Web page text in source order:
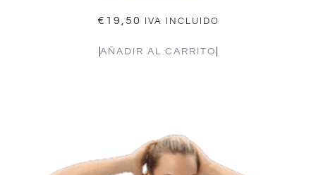
€ 19,50 IVA INCLUIDO
AÑADIR AL CARRITO